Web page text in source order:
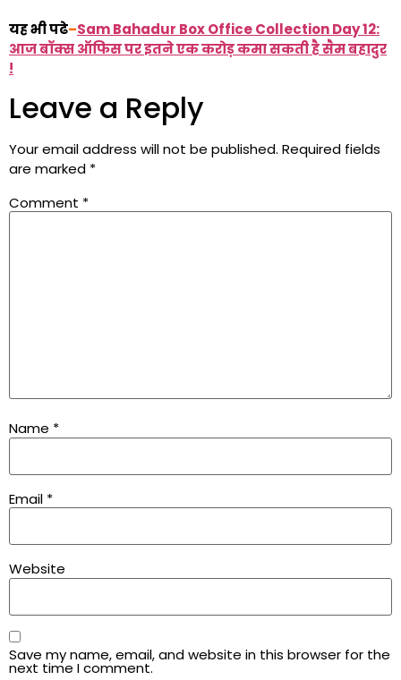
यह भी पढे–Sam Bahadur Box Office Collection Day 12:
आज बॉक्स ऑफिस पर इतने एक करोड़ कमा सकती है सैम बहादुर
!
Leave a Reply
Your email address will not be published. Required fields
are marked *
Comment *
Name *
Email *
Website
Save my name, email, and website in this browser for the
next time I comment.